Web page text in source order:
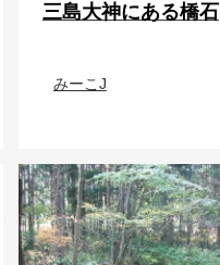
三島大神にある橋石
みーこJ